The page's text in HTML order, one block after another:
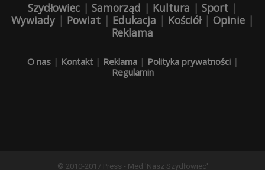
Szydłowiec | Samorząd | Kultura | Sport |
Wywiady| Powiat | Edukacja | Kościół| Opinie |
Reklama
O nas| Kontakt| Reklama| Polityka prywatności|
Regulamin
© 2010-2017 Press - Med 'Nasz Szydłowiec'